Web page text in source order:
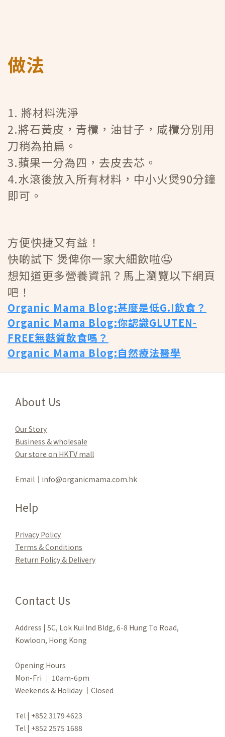
做法
1. 將材料洗淨
2.將石黃皮，青欖，油甘子，咸欖分別用
刀稍為拍扁。
3.蘋果一分為四，去皮去芯。
4.水滾後放入所有材料，中小火煲90分鐘
即可。
方便快捷又有益！
快啲試下 煲俾你一家大細飲啦🤤
想知道更多營養資訊？馬上瀏覽以下網頁
吧！
Organic Mama Blog:甚麼是低G.I飲食？
Organic Mama Blog:你認識GLUTEN-
FREE無麩質飲食嗎？
Organic Mama Blog:自然療法醫學
About Us
Our Story
Business & wholesale
Our store on HKTV mall
Email｜info@organicmama.com.hk
Help
Privacy Policy
Terms & Conditions
Return Policy & Delivery
Contact Us
Address | 5C, Lok Kui Ind Bldg, 6-8 Hung To Road,
Kowloon, Hong Kong
Opening Hours
Mon-Fri ｜ 10am-6pm
Weekends & Holiday ｜Closed
Tel | +852 3179 4623
Tel | +852 2575 1688